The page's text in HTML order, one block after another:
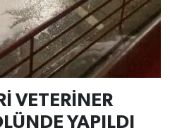
VETERİNER
YAPILDI